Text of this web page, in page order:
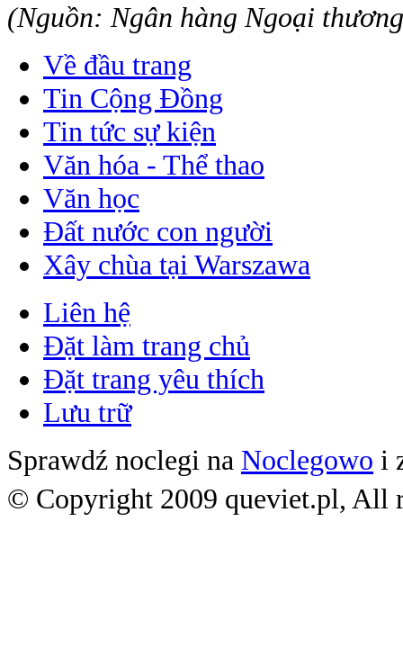
(Nguồn: Ngân hàng Ngoại
Về đầu trang
Tin Cộng Đồng
Tin tức sự kiện
Văn hóa - Thể thao
Văn học
Đất nước con người
Xây chùa tại Warszawa
Liên hệ
Đặt làm trang chủ
Đặt trang yêu thích
Lưu trữ
Sprawdź noclegi na Noclegowo i
© Copyright 2009 queviet.pl, All